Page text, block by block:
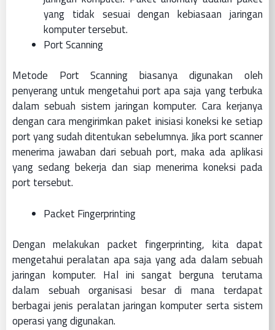
yang tidak sesuai dengan kebiasaan jaringan
komputer tersebut.
Port Scanning
Metode Port Scanning biasanya digunakan oleh
penyerang untuk mengetahui port apa saja yang terbuka
dalam sebuah sistem jaringan komputer. Cara kerjanya
dengan cara mengirimkan paket inisiasi koneksi ke setiap
port yang sudah ditentukan sebelumnya. Jika port scanner
menerima jawaban dari sebuah port, maka ada aplikasi
yang sedang bekerja dan siap menerima koneksi pada
port tersebut.
Packet Fingerprinting
Dengan melakukan packet fingerprinting, kita dapat
mengetahui peralatan apa saja yang ada dalam sebuah
jaringan komputer. Hal ini sangat berguna terutama
dalam sebuah organisasi besar di mana terdapat
berbagai jenis peralatan jaringan komputer serta sistem
operasi yang digunakan.